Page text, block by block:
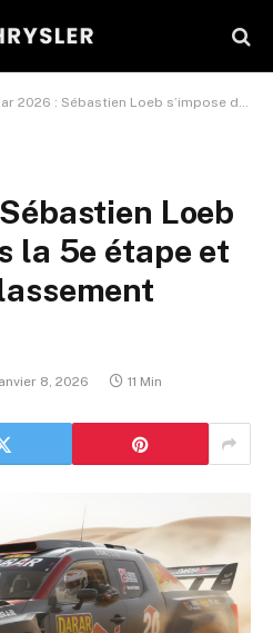
: Sébastien Loeb s’impose dans la 5e étape et remonte au classement général
Loeb
la 5e étape et
8, 2026 11 Min